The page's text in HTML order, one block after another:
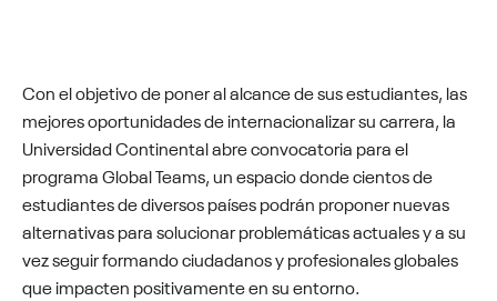
Con el objetivo de poner al alcance de sus estudiantes, las
mejores oportunidadesdeinternacionalizarsu carrera, la
Universidad Continental abre convocatoria para el
programa GlobalTeams, un espacio donde cientos de
estudiantes de diversos países podrán proponer nuevas
alternativas para solucionar problemáticas actuales y a su
vez seguir formando ciudadanos y profesionales globales
que impacten positivamente en su entorno.